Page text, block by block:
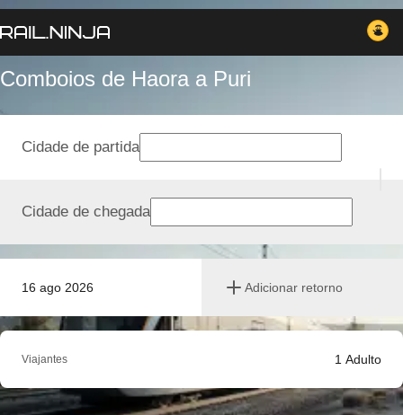
Comboios de Haora a Puri
16 ago 2026 Adicionar retorno
Cidade de partida
Cidade de chegada
Viajantes 1 Adulto